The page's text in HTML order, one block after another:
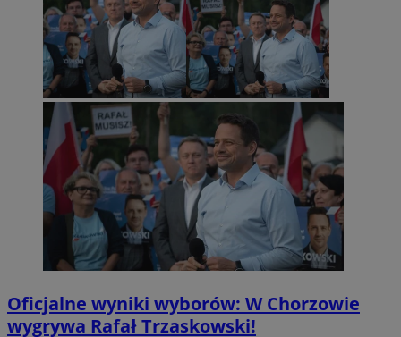
Oficjalne wyniki wyborów: W Chorzowie
wygrywa Rafał Trzaskowski!